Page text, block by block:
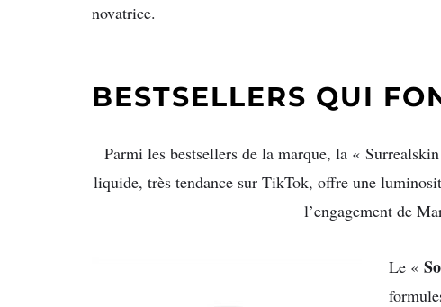
novatrice.
BESTSELLERS QUI
Parmi les bestsellers de la marque, la «
liquide, très tendance sur TikTok, offre une
l’engagement de
Le «